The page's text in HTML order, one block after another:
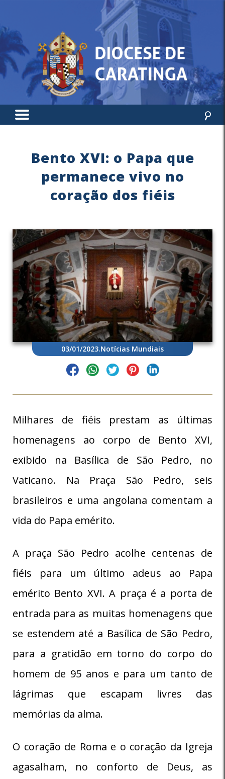
Bento XVI: o Papa que
permanece vivo no
coração dos fiéis
03/01/2023.Notícias Mundiais
Milhares de fiéis prestam as últimas
homenagens ao corpo de Bento XVI,
exibido na Basílica de São Pedro, no
Vaticano. Na Praça São Pedro, seis
brasileiros e uma angolana comentam a
vida do Papa emérito.
A praça São Pedro acolhe centenas de
fiéis para um último adeus ao Papa
emérito Bento XVI. A praça é a porta de
entrada para as muitas homenagens que
se estendem até a Basílica de São Pedro,
para a gratidão em torno do corpo do
homem de 95 anos e para um tanto de
lágrimas que escapam livres das
memórias da alma.
O coração de Roma e o coração da Igreja
agasalham, no conforto de Deus, as